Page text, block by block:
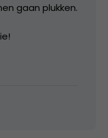
gaan plukken.